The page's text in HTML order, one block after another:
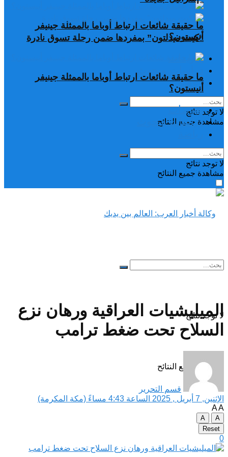
ما حقيقة شائعات ارتباط أوباما بالممثلة جينيفر
أنيستون؟
تغريدات
دراسات وبحوث
رياضة
لا توجد نتائج
مشاهدة جميع النتائح
“كيت ميدلتون” بمفردها ضمن رحلة تسوق نادرة
ما حقيقة شائعات ارتباط أوباما بالممثلة جينيفر
أنيستون؟
تغريدات
دراسات وبحوث
لا توجد نتائج
مشاهدة جميع النتائح
لا توجد نتائج
مشاهدة جميع النتائح
الميليشيات العراقية ورهان نزع
السلاح تحت ضغط ترامب
قسم التحرير
الإثنين, 7 أبريل , 2025 الساعة 4:43 مساءً (مكة المكرمة)
AA
A
A
Reset
0